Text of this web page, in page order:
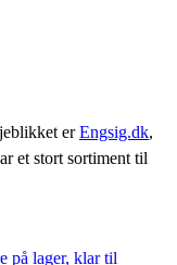
erEngsig.dk,
et stort sortiment til
på lager, klar til